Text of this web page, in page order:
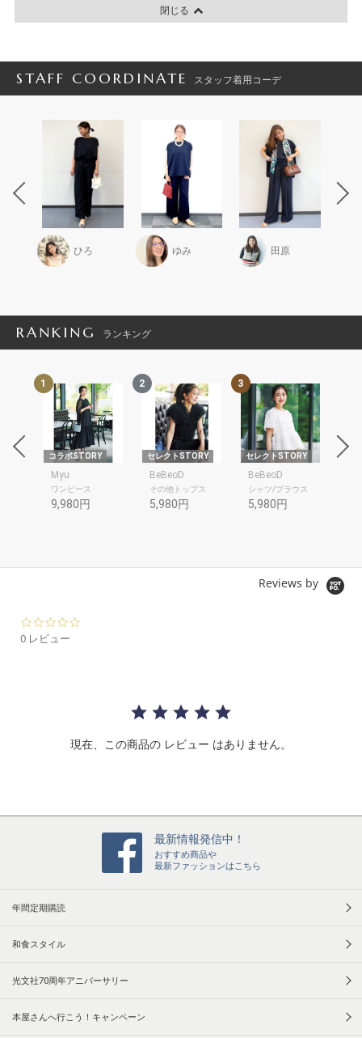
閉じる
STAFF COORDINATE スタッフ着用コーデ
ひろ ゆみ 田原
RANKING ランキング
1
コラボSTORY
Myu
ワンピース
9,980円
2
セレクトSTORY
BeBeoD
その他トップス
5,980円
3
セレクトSTORY
BeBeoD
シャツ/ブラウス
5,980円
Reviews by
i
0 レビュー
現在、この商品の レビュー はありません。
最新情報発信中！
おすすめ商品や
最新ファッションはこちら
年間定期購読
和食スタイル
光文社70周年アニバーサリー
本屋さんへ行こう！キャンペーン